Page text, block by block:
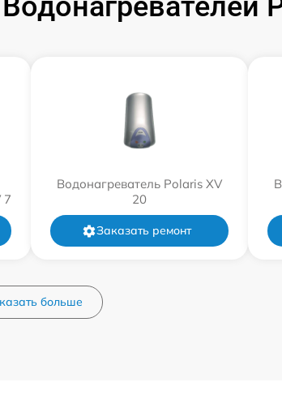
7
Водонагреватель Polaris XV
20
Заказать ремонт
больше